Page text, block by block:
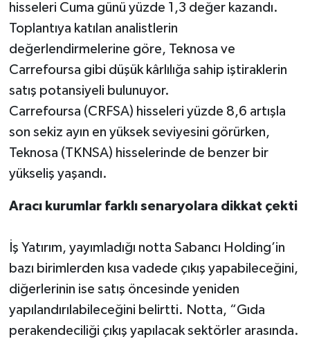
hisseleri Cuma günü yüzde 1,3 değer kazandı.
Toplantıya katılan analistlerin
değerlendirmelerine göre, Teknosa ve
Carrefoursa gibi düşük kârlılığa sahip iştiraklerin
satış potansiyeli bulunuyor.
Carrefoursa (CRFSA) hisseleri yüzde 8,6 artışla
son sekiz ayın en yüksek seviyesini görürken,
Teknosa (TKNSA) hisselerinde de benzer bir
yükseliş yaşandı.
Aracı kurumlar farklı senaryolara dikkat çekti
İş Yatırım, yayımladığı notta Sabancı Holding’in
bazı birimlerden kısa vadede çıkış yapabileceğini,
diğerlerinin ise satış öncesinde yeniden
yapılandırılabileceğini belirtti. Notta, “Gıda
perakendeciliği çıkış yapılacak sektörler arasında.